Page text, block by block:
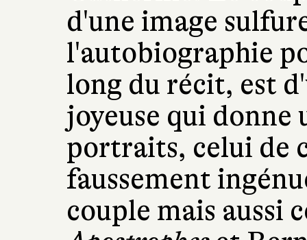
d'une image
l'autobiographie
long du récit, est
joyeuse qui donne
portraits, celui de
faussement
couple mais aussi